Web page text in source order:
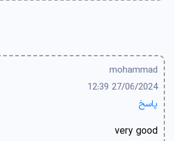
mohammad
27/06/2024 12:39
پاسخ
very good